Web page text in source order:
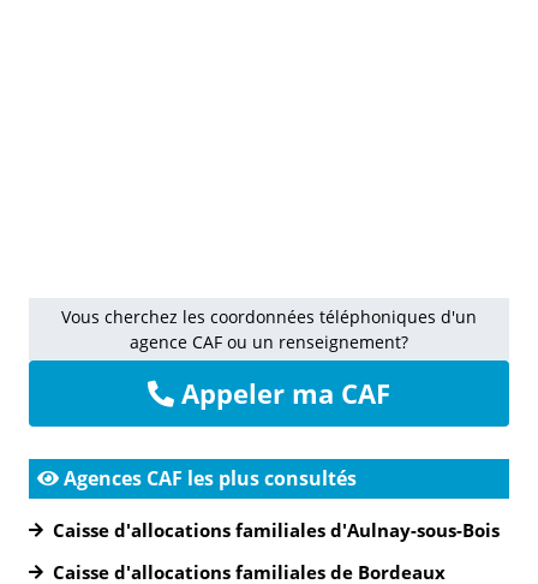
Vous cherchez les coordonnées téléphoniques d'un
agence CAF ou un renseignement?
Appeler ma CAF
Agences CAF les plus consultés
Caisse d'allocations familiales d'Aulnay-sous-Bois
Caisse d'allocations familiales de Bordeaux